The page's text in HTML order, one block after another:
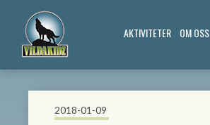
AKTIVITETER OM OSS
2018-01-09